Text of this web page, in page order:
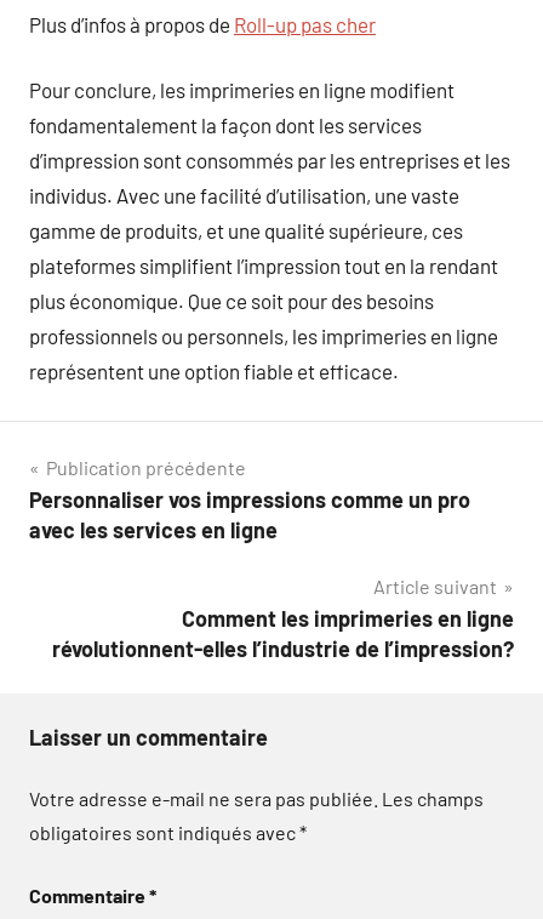
Plus d’infos à propos de Roll-up pas cher
Pour conclure, les imprimeries en ligne modifient
fondamentalement la façon dont les services
d’impression sont consommés par les entreprises et les
individus. Avec une facilité d’utilisation, une vaste
gamme de produits, et une qualité supérieure, ces
plateformes simplifient l’impression tout en la rendant
plus économique. Que ce soit pour des besoins
professionnels ou personnels, les imprimeries en ligne
représentent une option fiable et efficace.
Navigation
de
Publication précédente
Personnaliser vos impressions comme un pro
avec les services en ligne
Article suivant
Comment les imprimeries en ligne
révolutionnent-elles l’industrie de l’impression?
Laisser un commentaire
Votre adresse e-mail ne sera pas publiée. Les champs
obligatoires sont indiqués avec*
Commentaire*